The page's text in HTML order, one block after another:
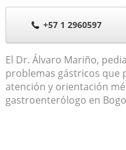
+57 1 2960597
El Dr. Álvaro Mariño,
problemas gástricos que
atención y orientación
gastroenterólogo en